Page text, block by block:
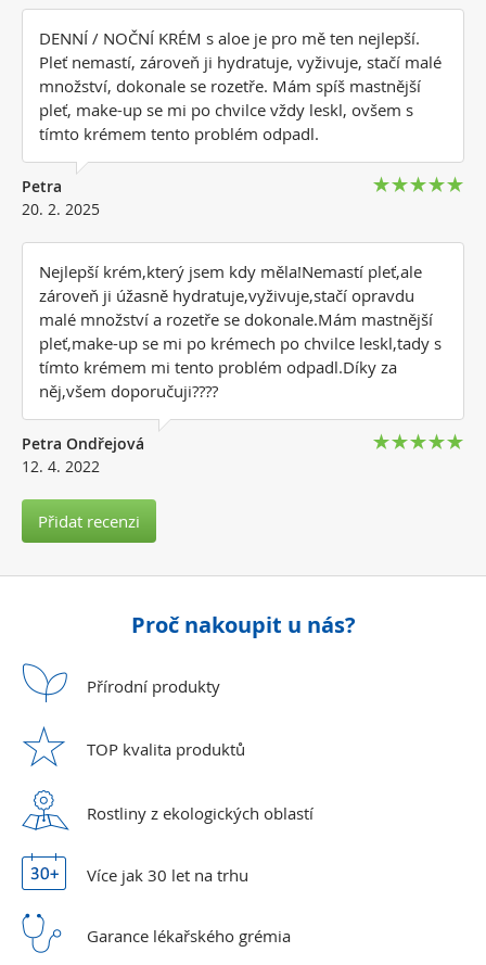
DENNÍ / NOČNÍ KRÉM s aloe je pro mě ten nejlepší.
Pleť nemastí, zároveň ji hydratuje, vyživuje, stačí malé
množství, dokonale se rozetře. Mám spíš mastnější
pleť, make-up se mi po chvilce vždy leskl, ovšem s
tímto krémem tento problém odpadl.
Petra
20. 2. 2025
Nejlepší krém,který jsem kdy měla!Nemastí pleť,ale
zároveň ji úžasně hydratuje,vyživuje,stačí opravdu
malé množství a rozetře se dokonale.Mám mastnější
pleť,make-up se mi po krémech po chvilce leskl,tady s
tímto krémem mi tento problém odpadl.Díky za
něj,všem doporučuji????
Petra Ondřejová
12. 4. 2022
Přidat recenzi
Proč nakoupit u nás?
Přírodní produkty
TOP kvalita produktů
Rostliny z ekologických oblastí
Více jak 30 let na trhu
Garance lékařského grémia